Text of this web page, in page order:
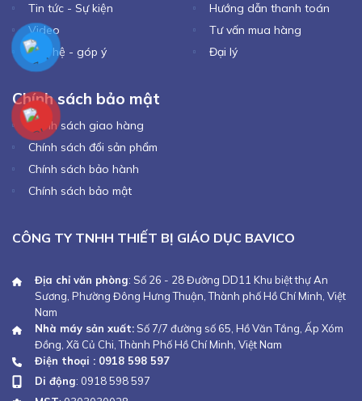
Tin tức - Sự kiện
Video
Liên hệ - góp ý
Hướng dẫn thanh toán
Tư vấn mua hàng
Đại lý
Chính sách bảo mật
Chính sách giao hàng
Chính sách đổi sản phẩm
Chính sách bảo hành
Chính sách bảo mật
CÔNG TY TNHH THIẾT BỊ GIÁO DỤC BAVICO
Địa chỉ văn phòng: Số 26 - 28 Đường DD11 Khu biệt thự An
Sương, Phường Đông Hưng Thuận, Thành phố Hồ Chí Minh, Việt
Nam
Nhà máy sản xuất: Số 7/7 đường số 65, Hồ Văn Tắng, Ấp Xóm
Đồng, Xã Củ Chi, Thành Phố Hồ Chí Minh, Việt Nam
Điện thoại : 0918 598 597
Di động: 0918 598 597